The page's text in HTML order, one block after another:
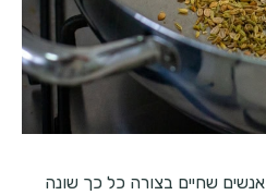
שחיים בצורה כל כך שונה